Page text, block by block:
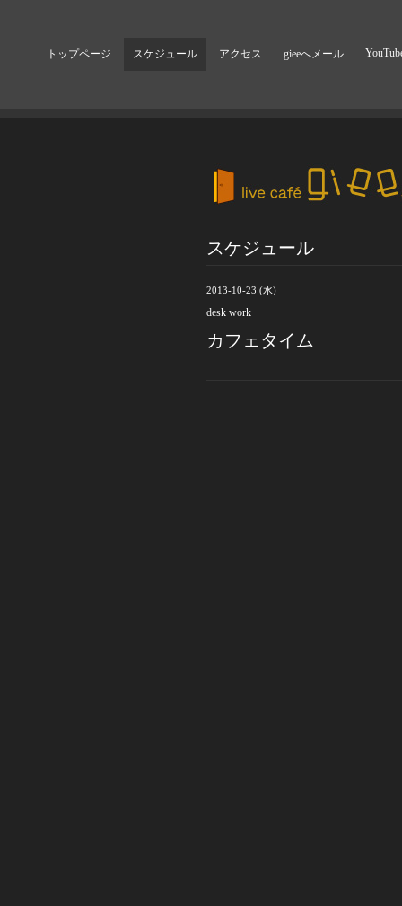
トップページ スケジュール アクセス gieeへメール
スケジュール
2013-10-23 (水)
desk work
カフェタイム